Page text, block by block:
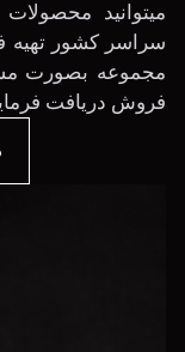
سراسر کشور تهیه
مجموعه بصورت
فروش دریافت